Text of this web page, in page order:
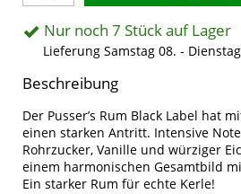
Nur noch 7 Stück auf Lager
Lieferung Samstag 08. -
Beschreibung
Der Pusser’s Rum Black Label hat
einen starken Antritt. Intensive
Rohrzucker, Vanille und würziger
einem harmonischen Gesamtbild
Ein starker Rum für echte Kerle!